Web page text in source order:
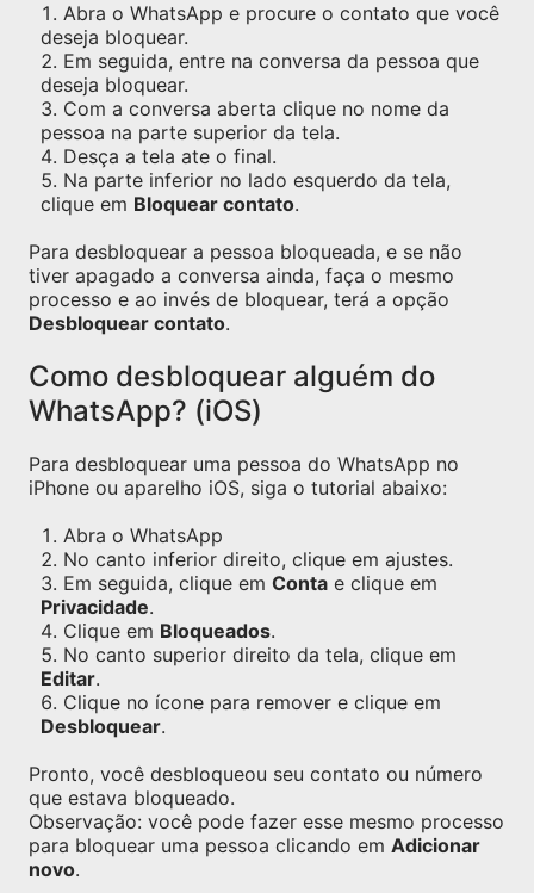
Abra o WhatsApp e procure o contato que você
deseja bloquear.
Em seguida, entre na conversa da pessoa que
deseja bloquear.
Com a conversa aberta clique no nome da
pessoa na parte superior da tela.
Desça a tela ate o final.
Na parte inferior no lado esquerdo da tela,
clique em Bloquear contato.
Para desbloquear a pessoa bloqueada, e se não
tiver apagado a conversa ainda, faça o mesmo
processo e ao invés de bloquear, terá a opção
Desbloquear contato.
Como desbloquear alguém do
WhatsApp? (iOS)
Para desbloquear uma pessoa do WhatsApp no
iPhone ou aparelho iOS, siga o tutorial abaixo:
Abra o WhatsApp
No canto inferior direito, clique em ajustes.
Em seguida, clique em Conta e clique em
Privacidade.
Clique em Bloqueados.
No canto superior direito da tela, clique em
Editar.
Clique no ícone para remover e clique em
Desbloquear.
Pronto, você desbloqueou seu contato ou número
que estava bloqueado.
Observação: você pode fazer esse mesmo processo
para bloquear uma pessoa clicando em Adicionar
novo.